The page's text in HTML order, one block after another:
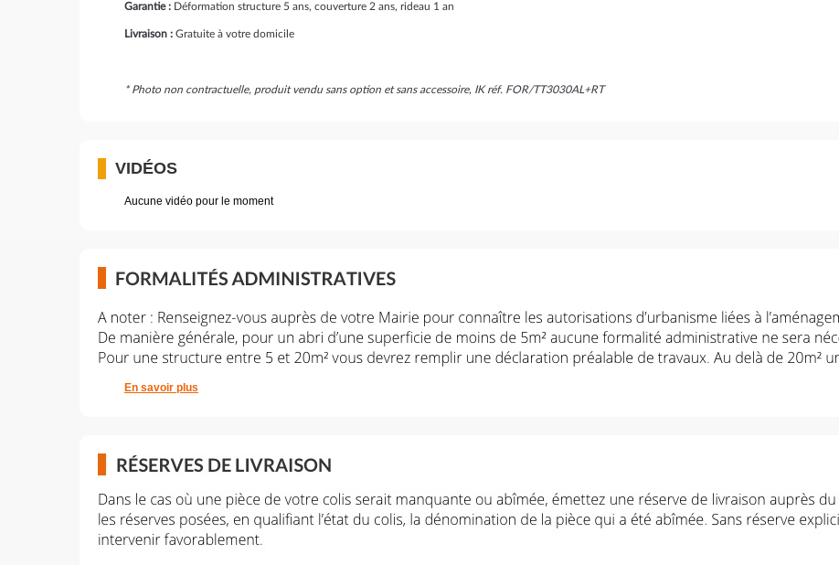
Garantie : Déformation structure 5 ans, couverture 2 ans, rideau 1 an
Livraison : Gratuite à votre domicile
* Photo non contractuelle, produit vendu sans option et sans accessoire, IK réf. FOR/TT3030AL+RT
VIDÉOS
Aucune vidéo pour le moment
En savoir plus